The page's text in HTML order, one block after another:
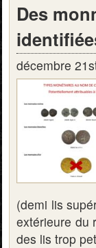
Des
décembre
(demi lis
extérieure du
des lis trop